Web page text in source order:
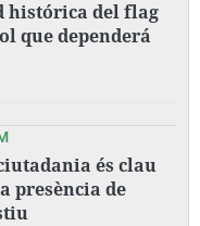
histórica del flag
que dependerá
és clau
presència de